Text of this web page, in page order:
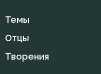
Прошение
Прощение
Псалтирь
Темы
Отцы
Творения